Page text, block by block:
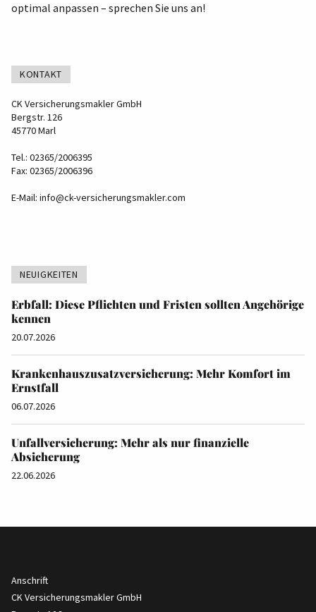
optimal anpassen – sprechen Sie uns an!
KONTAKT
CK Versicherungsmakler GmbH
Bergstr. 126
45770 Marl
Tel.: 02365/2006395
Fax: 02365/2006396
E-Mail: info@ck-versicherungsmakler.com
NEUIGKEITEN
Erbfall: Diese Pflichten und Fristen sollten Angehörige
kennen
20.07.2026
Krankenhauszusatzversicherung: Mehr Komfort im
Ernstfall
06.07.2026
Unfallversicherung: Mehr als nur finanzielle
Absicherung
22.06.2026
Anschrift
CK Versicherungsmakler GmbH